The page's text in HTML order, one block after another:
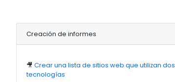
Creación de informes
🎥 Crear una lista de sitios web que utilizan dos
tecnologías